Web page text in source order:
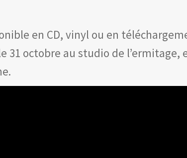
en CD, vinyl ou en
31 octobre au studio de